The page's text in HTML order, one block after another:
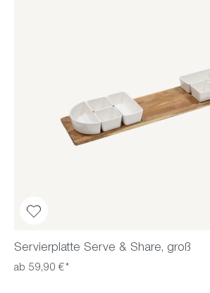
Servierplatte Serve & Share, groß
ab 59,90 €*